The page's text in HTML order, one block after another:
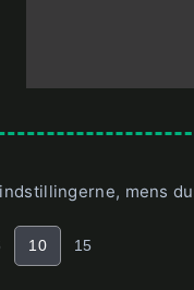
mens
10 15